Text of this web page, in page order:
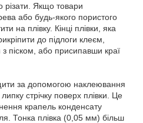
різати. Якщо товари
або будь-якого пористого
на плівку. Кінці плівки, яка
до підлоги клеєм,
піском, або присипавши краї
за допомогою наклеювання
стрічку поверх плівки. Це
крапель конденсату
Тонка плівка (0,05 мм) більш